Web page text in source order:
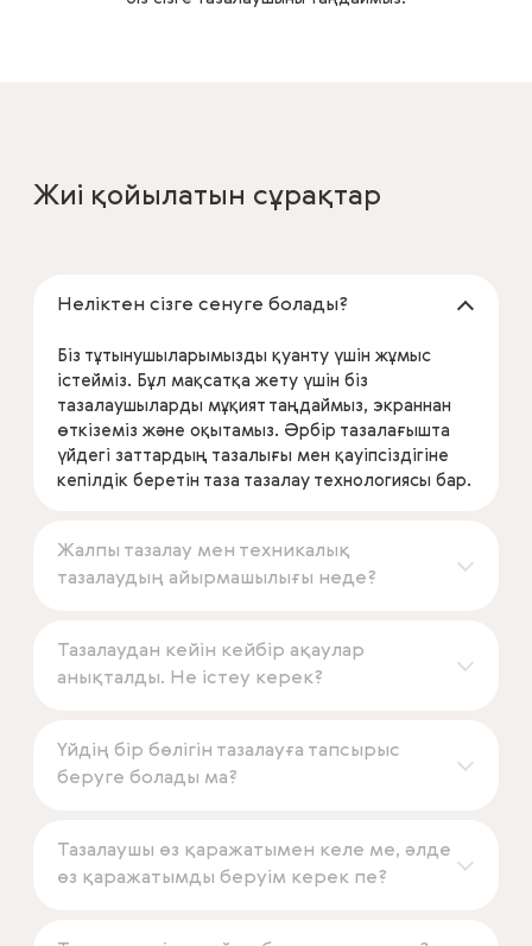
Жиі қойылатын сұрақтар
Неліктен сізге сенуге болады?
Біз тұтынушыларымызды қуанту үшін жұмыс
істейміз. Бұл мақсатқа жету үшін біз
тазалаушыларды мұқият таңдаймыз, экраннан
өткіземіз және оқытамыз. Әрбір тазалағышта
үйдегі заттардың тазалығы мен қауіпсіздігіне
кепілдік беретін таза тазалау технологиясы бар.
Жалпы тазалау мен техникалық
тазалаудың айырмашылығы неде?
Тазалаудан кейін кейбір ақаулар
анықталды. Не істеу керек?
Үйдің бір бөлігін тазалауға тапсырыс
беруге болады ма?
Тазалаушы өз қаражатымен келе ме, әлде
өз қаражатымды беруім керек пе?